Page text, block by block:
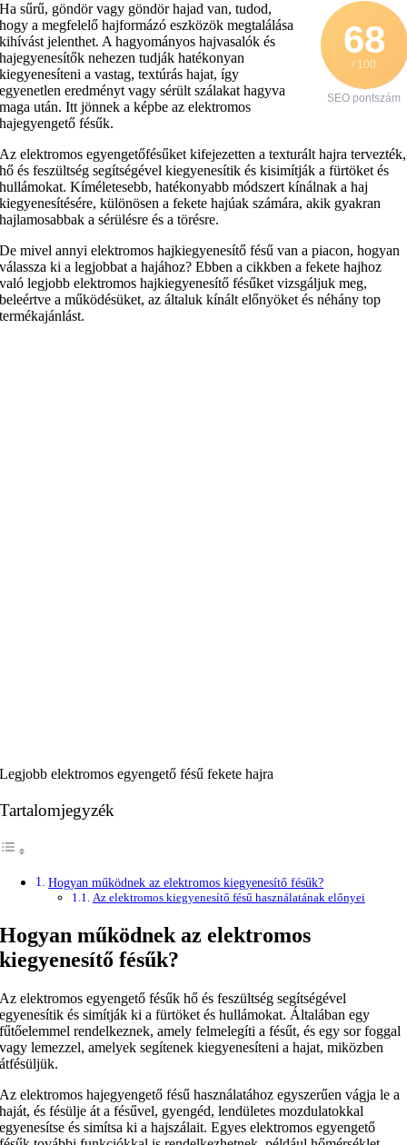
68
/ 100
SEO pontszám
Ha sűrű, göndör vagy göndör hajad van, tudod,
hogy a megfelelő hajformázó eszközök megtalálása
kihívást jelenthet. A hagyományos hajvasalók és
hajegyenesítők nehezen tudják hatékonyan
kiegyenesíteni a vastag, textúrás hajat, így
egyenetlen eredményt vagy sérült szálakat hagyva
maga után. Itt jönnek a képbe az elektromos
hajegyengető fésűk.
Az elektromos egyengetőfésűket kifejezetten a texturált hajra tervezték,
hő és feszültség segítségével kiegyenesítik és kisimítják a fürtöket és
hullámokat. Kíméletesebb, hatékonyabb módszert kínálnak a haj
kiegyenesítésére, különösen a fekete hajúak számára, akik gyakran
hajlamosabbak a sérülésre és a törésre.
De mivel annyi elektromos hajkiegyenesítő fésű van a piacon, hogyan
válassza ki a legjobbat a hajához? Ebben a cikkben a fekete hajhoz
való legjobb elektromos hajkiegyenesítő fésűket vizsgáljuk meg,
beleértve a működésüket, az általuk kínált előnyöket és néhány top
termékajánlást.
Legjobb elektromos egyengető fésű fekete hajra
Tartalomjegyzék
Hogyan működnek az elektromos kiegyenesítő fésűk?
Az elektromos kiegyenesítő fésű használatának előnyei
Hogyan működnek az elektromos
kiegyenesítő fésűk?
Az elektromos egyengető fésűk hő és feszültség segítségével
egyenesítik és simítják ki a fürtöket és hullámokat. Általában egy
fűtőelemmel rendelkeznek, amely felmelegíti a fésűt, és egy sor foggal
vagy lemezzel, amelyek segítenek kiegyenesíteni a hajat, miközben
átfésüljük.
Az elektromos hajegyengető fésű használatához egyszerűen vágja le a
haját, és fésülje át a fésűvel, gyengéd, lendületes mozdulatokkal
egyenesítse és simítsa ki a hajszálait. Egyes elektromos egyengető